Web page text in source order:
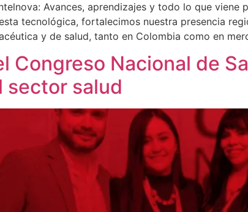
Avances, aprendizajes y todo lo que
tecnológica, fortalecimos nuestra presencia
y de salud, tanto en Colombia como en
Congreso Nacional de
sector salud